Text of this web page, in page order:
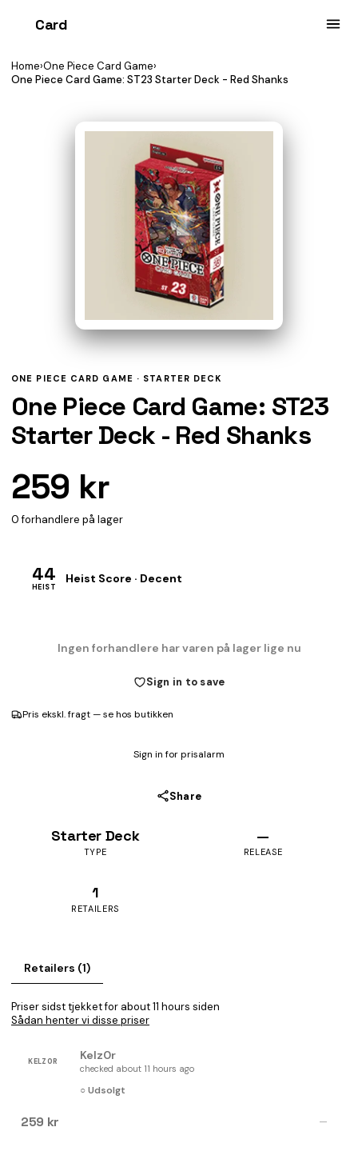
Card
Home›One Piece Card Game›
One Piece Card Game: ST23 Starter Deck - Red Shanks
ONE PIECE CARD GAME · STARTER DECK
One Piece Card Game: ST23
Starter Deck - Red Shanks
259 kr
0 forhandlere på lager
44
HEIST
Heist Score · Decent
Ingen forhandlere har varen på lager lige nu
Sign in to save
Pris ekskl. fragt — se hos butikken
Sign in for prisalarm
Share
Starter Deck
TYPE
—
RELEASE
1
RETAILERS
Retailers (1)
Priser sidst tjekket for about 11 hours siden
Sådan henter vi disse priser
KELZ0R Kelz0r
checked about 11 hours ago
○ Udsolgt
259 kr —